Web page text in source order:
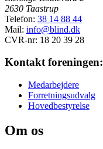
2630 Taastrup
Telefon: 38 14 88 44
Mail: info@blind.dk
CVR-nr: 18 20 39 28
Kontakt foreningen:
Medarbejdere
Forretningsudvalg
Hovedbestyrelse
Om os